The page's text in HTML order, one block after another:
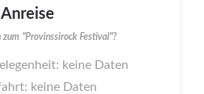
Anreise
"Provinssirock Festival"?
keine Daten
keine Daten